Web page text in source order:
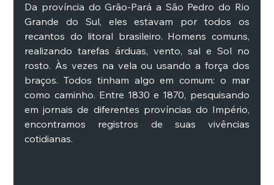
Da província do Grão-Pará a São Pedro do Rio
Grande do Sul, eles estavam por todos os
recantos do litoral brasileiro. Homens comuns,
realizando tarefas árduas, vento, sal e Sol no
rosto. Às vezes na vela ou usando a força dos
braços. Todos tinham algo em comum: o mar
como caminho. Entre 1830 e 1870, pesquisando
em jornais de diferentes províncias do Império,
encontramos registros de suas vivências
cotidianas.